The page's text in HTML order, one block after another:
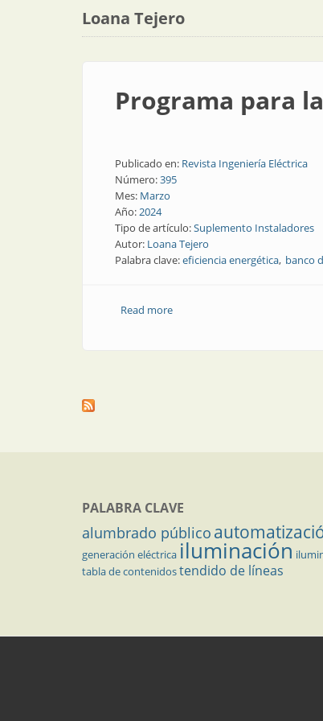
Loana Tejero
Programa para
Publicado en: Revista Ingeniería Eléctrica
Número:395
Mes: Marzo
Año:2024
Tipo de artículo:Suplemento Instaladores
Autor: Loana Tejero
Palabra clave:eficiencia energética banco
Read moreabout Programa para la mejora
PALABRA CLAVE
alumbrado público
generación eléctrica iluminación
tabla de contenidostendido de líneas